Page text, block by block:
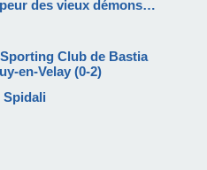
des vieux démons…
Club de Bastia
en-Velay (0-2)
Spidali